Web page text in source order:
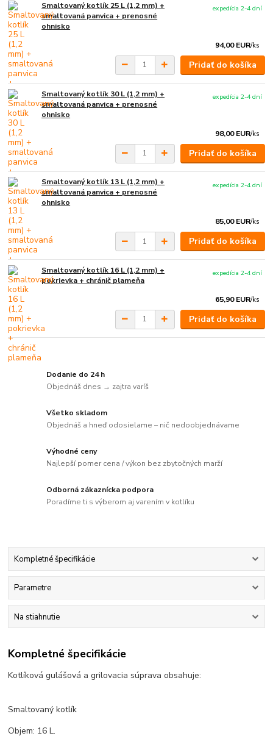
Smaltovaný kotlík 25 L (1,2 mm) +
smaltovaná panvica + prenosné
ohnisko
94,00 EUR/ks
expedícia 2-4 dní
Pridať do košíka
Smaltovaný kotlík 30 L (1,2 mm) +
smaltovaná panvica + prenosné
ohnisko
98,00 EUR/ks
expedícia 2-4 dní
Pridať do košíka
Smaltovaný kotlík 13 L (1,2 mm) +
smaltovaná panvica + prenosné
ohnisko
85,00 EUR/ks
expedícia 2-4 dní
Pridať do košíka
Smaltovaný kotlík 16 L (1,2 mm) +
pokrievka + chránič plameňa
65,90 EUR/ks
expedícia 2-4 dní
Pridať do košíka
Dodanie do 24 h
Objednáš dnes → zajtra varíš
Všetko skladom
Objednáš a hneď odosielame – nič nedoobjednávame
Výhodné ceny
Najlepší pomer cena / výkon bez zbytočných marží
Odborná zákaznícka podpora
Poradíme ti s výberom aj varením v kotlíku
Kompletné špecifikácie
Parametre
Na stiahnutie
Kompletné špecifikácie
Kotlíková gulášová a grilovacia súprava obsahuje:
Smaltovaný kotlík
Objem: 16 L.